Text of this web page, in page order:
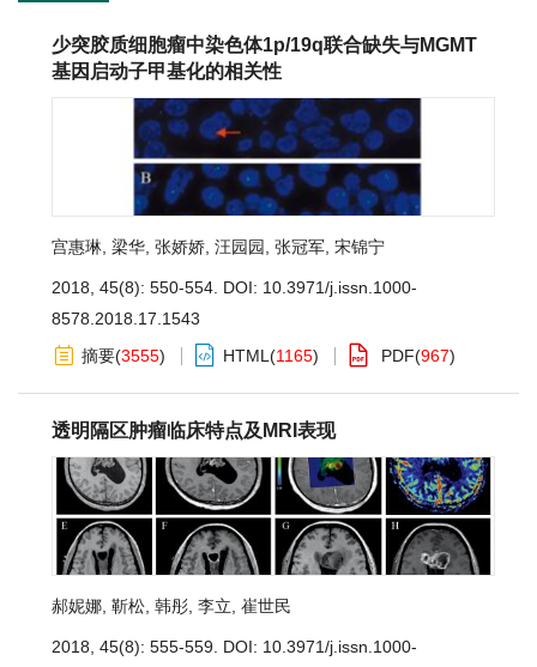
少突胶质细胞瘤中染色体1p/19q联合缺失与MGMT
基因启动子甲基化的相关性
宫惠琳 梁华 张娇娇 汪园园 张冠军 宋锦宁
2018, 45(8): 550-554. DOI: 10.3971/j.issn.1000-
8578.2018.17.1543
摘要(3555) HTML (1165) PDF(967)
透明隔区肿瘤临床特点及MRI表现
郝妮娜 靳松 韩彤 李立 崔世民
2018, 45(8): 555-559. DOI: 10.3971/j.issn.1000-